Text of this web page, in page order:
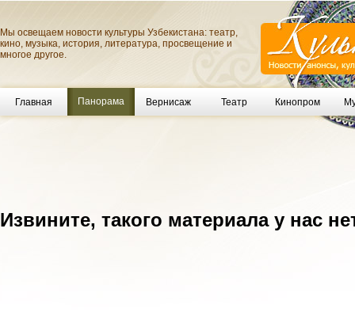
Мы освещаем новости культуры Узбекистана: театр,
кино, музыка, история, литература, просвещение и
многое другое.
Главная Панорама Вернисаж Театр Кинопром
Извините, такого материала у нас